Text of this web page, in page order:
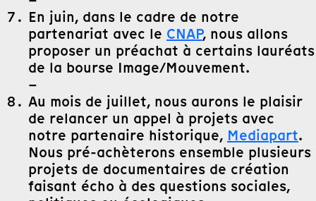
En juin, dans le cadre de notre
partenariat avec le CNAP, nous allons
proposer un préachat à certains lauréats
de la bourse Image/Mouvement.
–
Au mois de juillet, nous aurons le plaisir
de relancer un appel à projets avec
notre partenaire historique, Mediapart.
Nous pré-achèterons ensemble plusieurs
projets de documentaires de création
faisant écho à des questions sociales,